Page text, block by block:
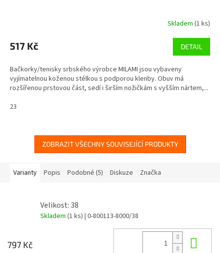
Skladem (1 ks)
517 Kč DETAIL
Bačkorky/tenisky srbského výrobce MILAMI jsou vybaveny
vyjímatelnou koženou stélkou s podporou klenby. Obuv má
rozšířenou prstovou část, sedí i širším nožičkám s vyšším nártem,...
23
ZOBRAZIT VŠECHNY SOUVISEJÍCÍ PRODUKTY
Varianty Popis Podobné (5) Diskuze Značka
Velikost: 38
Skladem (1 ks) | 0-800113-8000/38
797 Kč